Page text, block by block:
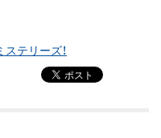
テリーズ！